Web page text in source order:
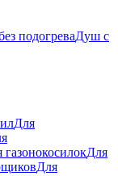
подогреваДуш с
Для
газонокосилокДля
Для